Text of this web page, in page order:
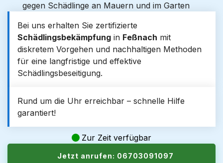
gegen Schädlinge an Mauern und im Garten
Bei uns erhalten Sie zertifizierte
Schädlingsbekämpfung in Feßnach mit
diskretem Vorgehen und nachhaltigen Methoden
für eine langfristige und effektive
Schädlingsbeseitigung.
Rund um die Uhr erreichbar – schnelle Hilfe
garantiert!
Zur Zeit verfügbar
Jetzt anrufen: 06703091097